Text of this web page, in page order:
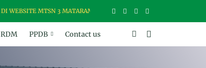
MTSN 3 MATARAM, MADRASAH USWAH (UNGGUL, SANTUN,
RDM PPDB Contact us